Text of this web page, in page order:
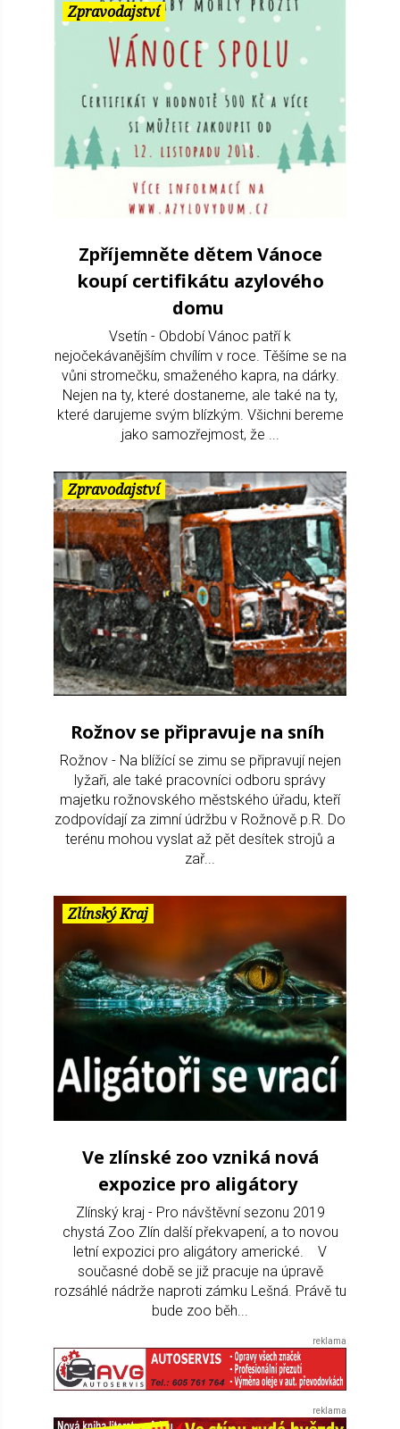
Zpravodajství
Zpříjemněte dětem Vánoce
koupí certifikátu azylového
domu
Vsetín - Období Vánoc patří k
nejočekávanějším chvílím v roce. Těšíme se na
vůni stromečku, smaženého kapra, na dárky.
Nejen na ty, které dostaneme, ale také na ty,
které darujeme svým blízkým. Všichni bereme
jako samozřejmost, že ...
Zpravodajství
Rožnov se připravuje na sníh
Rožnov - Na blížící se zimu se připravují nejen
lyžaři, ale také pracovníci odboru správy
majetku rožnovského městského úřadu, kteří
zodpovídají za zimní údržbu v Rožnově p.R. Do
terénu mohou vyslat až pět desítek strojů a
zař...
Zlínský Kraj
Ve zlínské zoo vzniká nová
expozice pro aligátory
Zlínský kraj - Pro návštěvní sezonu 2019
chystá Zoo Zlín další překvapení, a to novou
letní expozici pro aligátory americké. V
současné době se již pracuje na úpravě
rozsáhlé nádrže naproti zámku Lešná. Právě tu
bude zoo běh...